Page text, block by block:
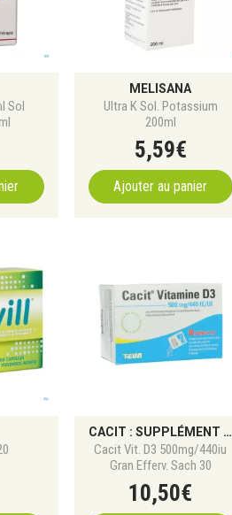
Sol
MELISANA
Ultra K Sol. Potassium
200ml
5,59€
Ajouter au panier
CACIT : SUPPLÉMENT DE CALCIUM ET VITAMINE D
Cacit Vit. D3 500mg/440iu
Gran Efferv. Sach 30
10,50€